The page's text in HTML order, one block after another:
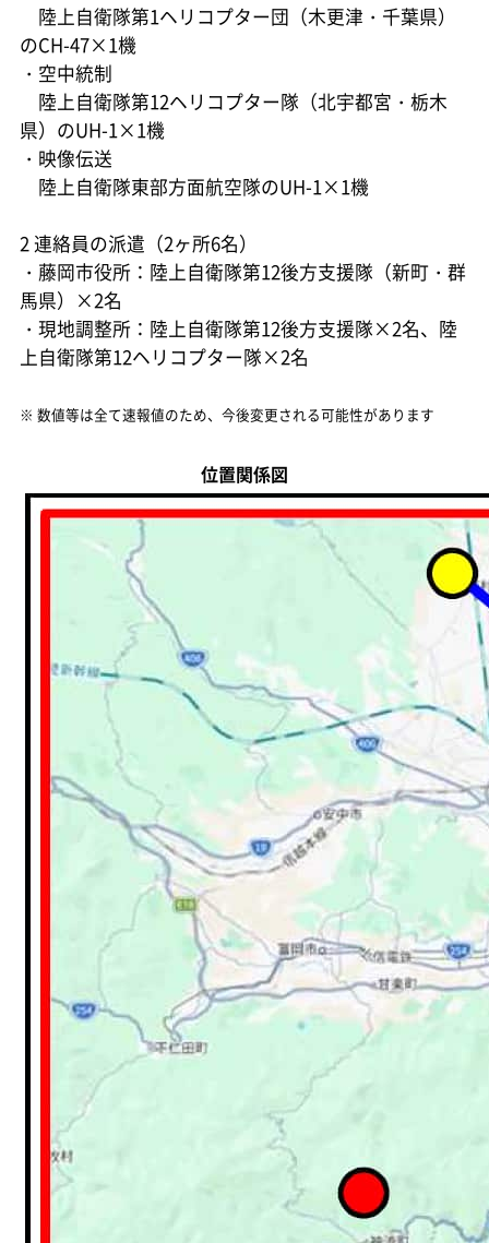
陸上自衛隊第1ヘリコプター団（木更津・千葉県）
のCH-47×1機
・空中統制
陸上自衛隊第12ヘリコプター隊（北宇都宮・栃木
県）のUH-1×1機
・映像伝送
陸上自衛隊東部方面航空隊のUH-1×1機
2 連絡員の派遣（2ヶ所6名）
・藤岡市役所：陸上自衛隊第12後方支援隊（新町・群
馬県）×2名
・現地調整所：陸上自衛隊第12後方支援隊×2名、陸
上自衛隊第12ヘリコプター隊×2名
※ 数値等は全て速報値のため、今後変更される可能性があります
位置関係図